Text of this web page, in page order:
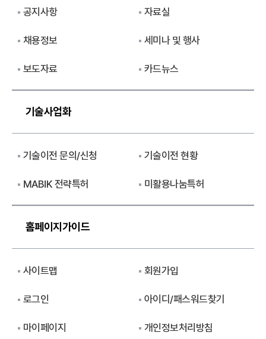
공지사항 자료실
채용정보 세미나 및 행사
보도자료 카드뉴스
기술사업화
기술이전 문의/신청 기술이전 현황
MABIK 전략특허 미활용나눔특허
홈페이지가이드
사이트맵 회원가입
로그인 아이디/패스워드찾기
마이페이지 개인정보처리방침